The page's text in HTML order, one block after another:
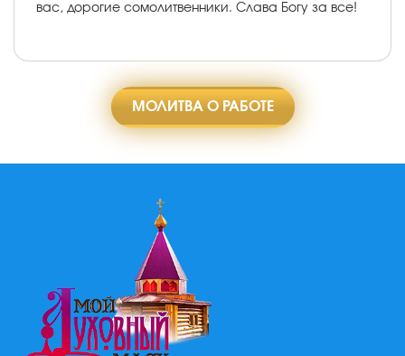
вас, дорогие сомолитвенники. Слава Богу за все!
МОЛИТВА О РАБОТЕ